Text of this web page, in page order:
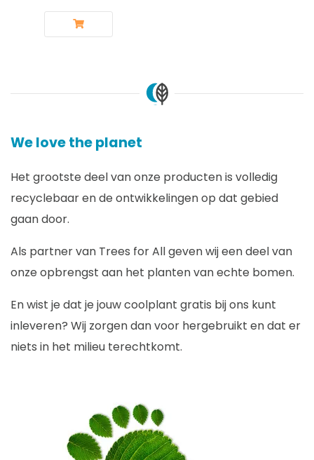
We love the planet
Het grootste deel van onze producten is volledig
recyclebaar en de ontwikkelingen op dat gebied
gaan door.
Als partner van Trees for All geven wij een deel van
onze opbrengst aan het planten van echte bomen.
En wist je dat je jouw coolplant gratis bij ons kunt
inleveren? Wij zorgen dan voor hergebruikt en dat er
niets in het milieu terechtkomt.